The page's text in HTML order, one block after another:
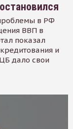
в РФ
ВВП в
показал
и
дало свои